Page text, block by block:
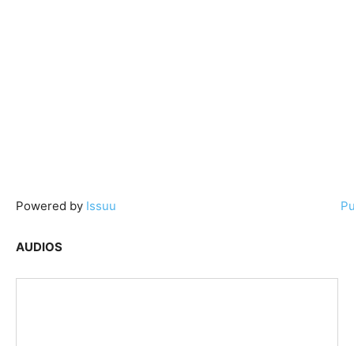
Powered by Issuu
AUDIOS